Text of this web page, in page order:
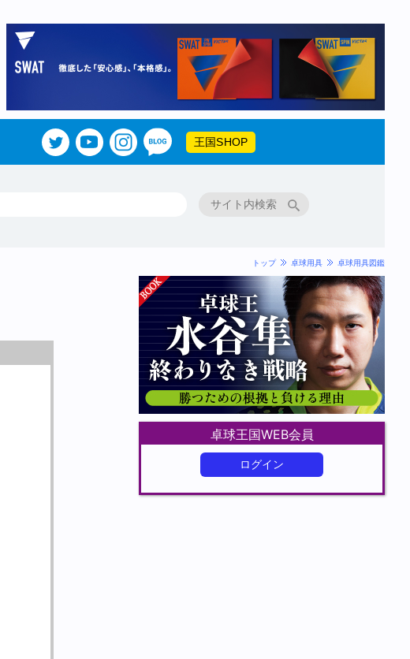
王国SHOP
トップ 卓球用具 卓球用具図鑑
卓球王国WEB会員
ログイン